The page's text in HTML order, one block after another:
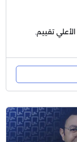
الأعلي تقييم,